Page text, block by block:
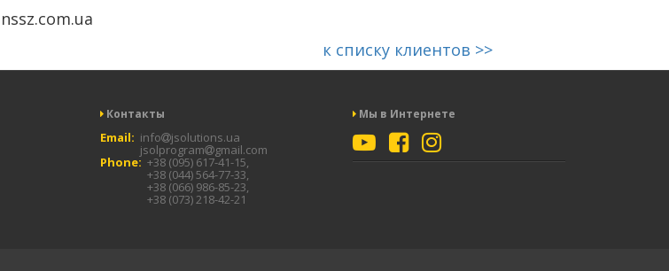
nssz.com.ua
к списку клиентов >>
Контакты
Email: info jsolutions.ua
jsolprogram gmail.com
Phone: +38 (095) 617-41-15,
+38 (044) 564-77-33,
+38 (066) 986-85-23,
+38 (073) 218-42-21
Мы в Интернете